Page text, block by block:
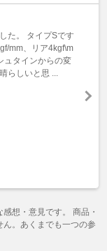
た。 タイプSです
mm、リア4kgf\m
ュタインからの変
らしいと思 ...
想・意見です。 商品・
。あくまでも一つの参